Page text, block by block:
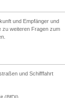
und Empfänger und
zu weiteren Fragen zum
und Schifffahrt